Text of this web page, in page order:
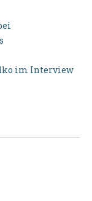
im Interview